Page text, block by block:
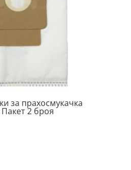
за прахосмукачка
2 броя